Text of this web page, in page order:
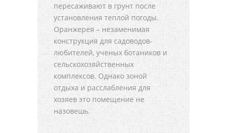
пересаживают в грунт после
установления теплой погоды.
Оранжерея – незаменимая
конструкция для садоводов-
любителей, ученых ботаников и
сельскохозяйственных
комплексов. Однако зоной
отдыха и расслабления для
хозяев это помещение не
назовешь.